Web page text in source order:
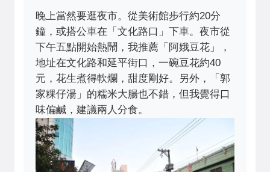
晚上當然要逛夜市。從美術館步行約20分
鐘，或搭公車在「文化路口」下車。夜市從
下午五點開始熱鬧，我推薦「阿娥豆花」，
地址在文化路和延平街口，一碗豆花約40
元，花生煮得軟爛，甜度剛好。另外，「郭
家粿仔湯」的糯米大腸也不錯，但我覺得口
味偏鹹，建議兩人分食。